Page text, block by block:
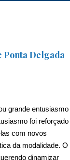
Ponta Delgada
grande entusiasmo
foi reforçado
com novos
da modalidade. O
dinamizar